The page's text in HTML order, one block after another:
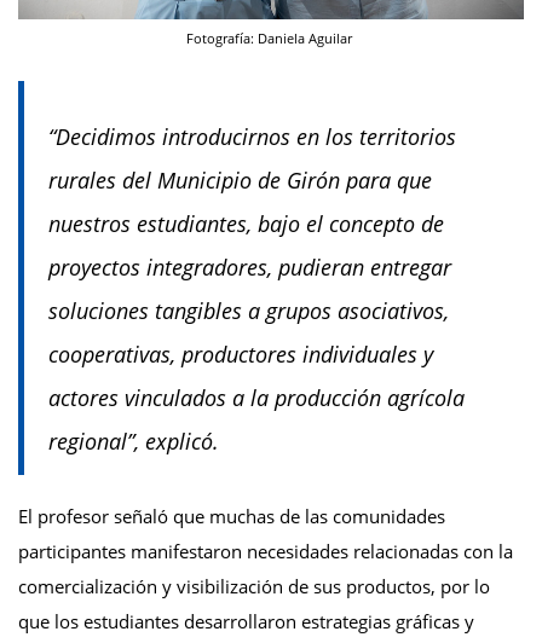
Fotografía: Daniela Aguilar
“Decidimos introducirnos en los territorios
rurales del Municipio de Girón para que
nuestros estudiantes, bajo el concepto de
proyectos integradores, pudieran entregar
soluciones tangibles a grupos asociativos,
cooperativas, productores individuales y
actores vinculados a la producción agrícola
regional”, explicó.
El profesor señaló que muchas de las comunidades
participantes manifestaron necesidades relacionadas con la
comercialización y visibilización de sus productos, por lo
que los estudiantes desarrollaron estrategias gráficas y